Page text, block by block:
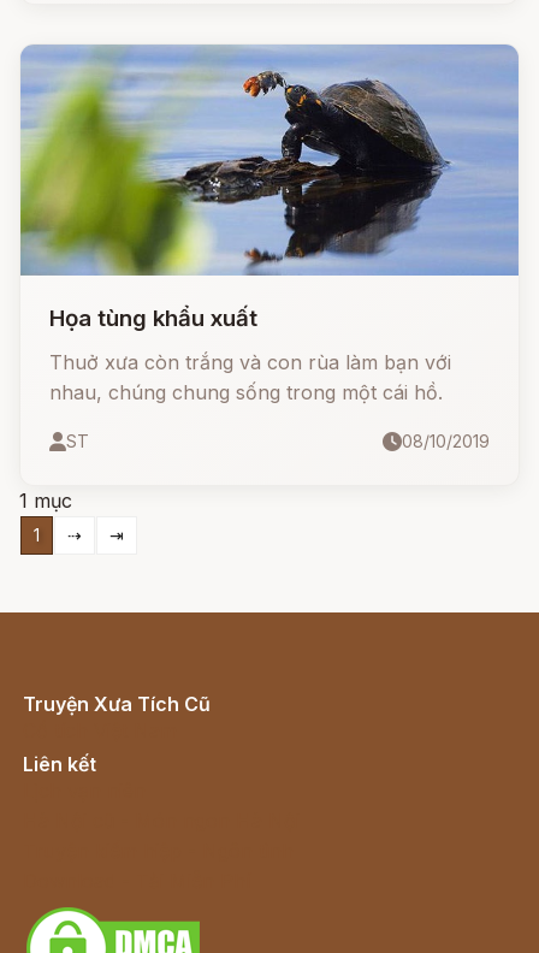
Họa tùng khẩu xuất
Thuở xưa còn trắng và con rùa làm bạn với
nhau, chúng chung sống trong một cái hồ.
ST 08/10/2019
1 mục
1 ⇢ ⇥
Truyện Xưa Tích Cũ
Liên kết